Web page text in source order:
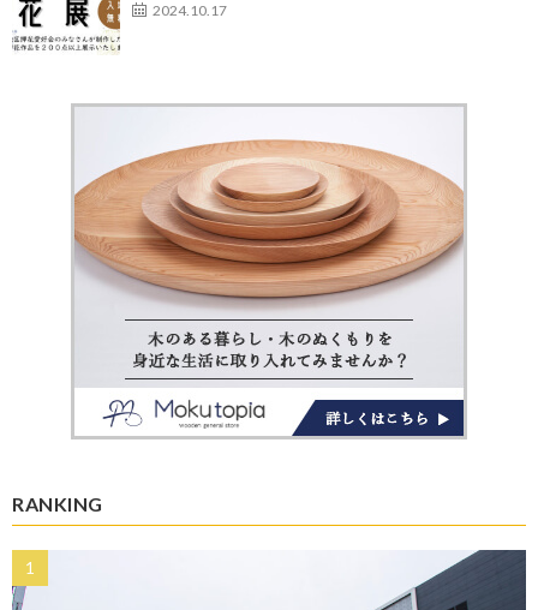
2024.10.17
RANKING